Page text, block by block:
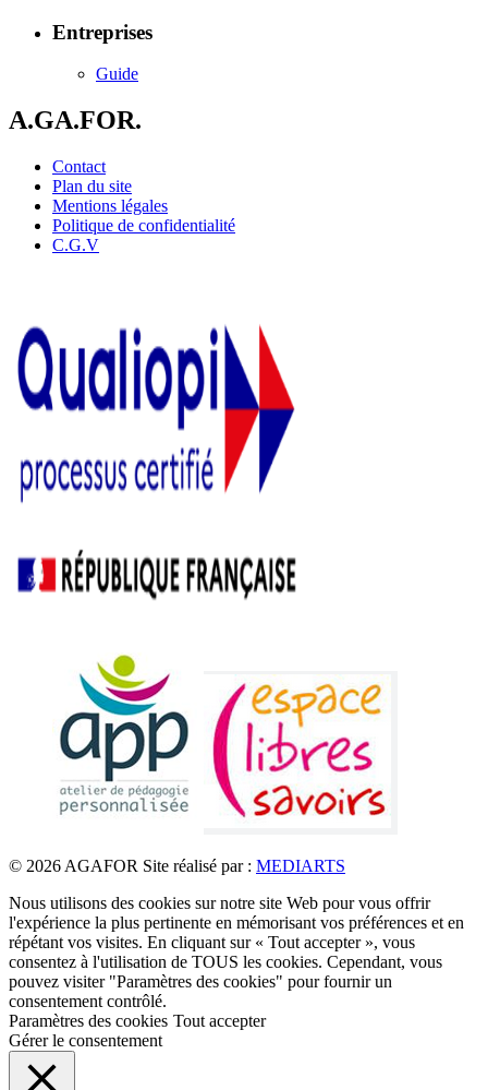
Entreprises
Guide
A.GA.FOR.
Contact
Plan du site
Mentions légales
Politique de confidentialité
C.G.V
© 2026 AGAFOR Site réalisé par : MEDIARTS
Nous utilisons des cookies sur notre site Web pour vous offrir
l'expérience la plus pertinente en mémorisant vos préférences et en
répétant vos visites. En cliquant sur « Tout accepter », vous
consentez à l'utilisation de TOUS les cookies. Cependant, vous
pouvez visiter "Paramètres des cookies" pour fournir un
consentement contrôlé.
Paramètres des cookies Tout accepter
Gérer le consentement